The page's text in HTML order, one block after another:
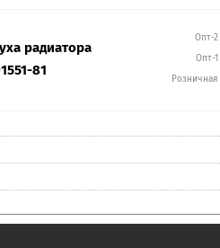
радиатора
81
Опт-2
Опт-1
Розничная